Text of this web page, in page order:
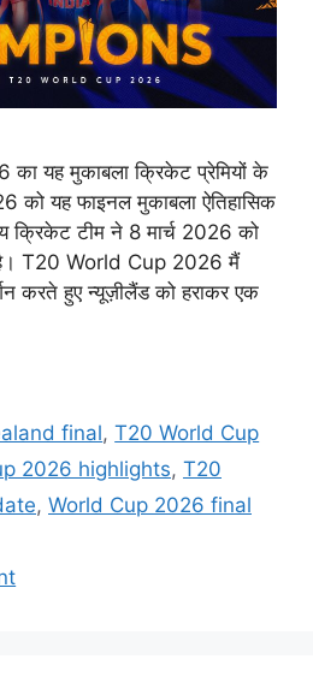
यह मुकाबला क्रिकेट प्रेमियों के
को यह फाइनल मुकाबला ऐतिहासिक
क्रिकेट टीम ने 8 मार्च 2026 को
है। T20 World Cup 2026 मैं
करते हुए न्यूज़ीलैंड को हराकर एक
final,T20 World Cup
2026 highlights, T20
, World Cup 2026 final